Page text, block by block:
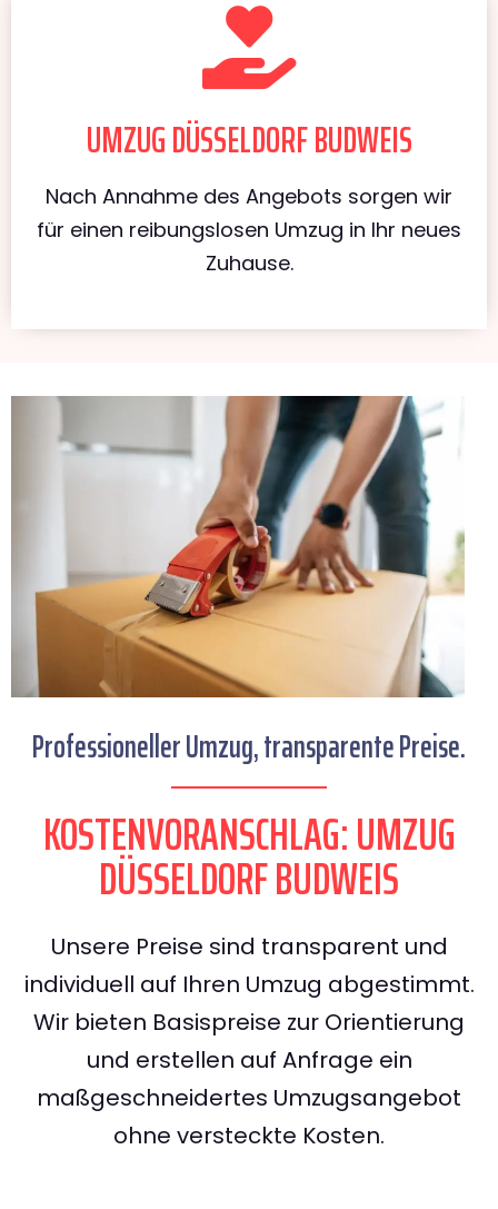
UMZUG DÜSSELDORF BUDWEIS
Nach Annahme des Angebots sorgen wir
für einen reibungslosen Umzug in Ihr neues
Zuhause.
Professioneller Umzug, transparente Preise.
KOSTENVORANSCHLAG: UMZUG
DÜSSELDORF BUDWEIS
Unsere Preise sind transparent und
individuell auf Ihren Umzug abgestimmt.
Wir bieten Basispreise zur Orientierung
und erstellen auf Anfrage ein
maßgeschneidertes Umzugsangebot
ohne versteckte Kosten.